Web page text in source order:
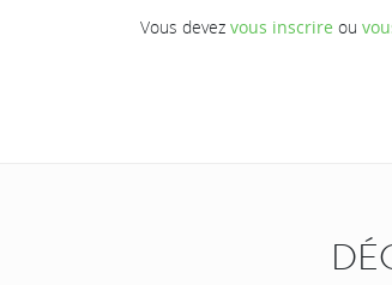
Vous devez vous inscrire ou